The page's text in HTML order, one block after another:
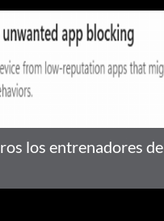
los entrenadores de